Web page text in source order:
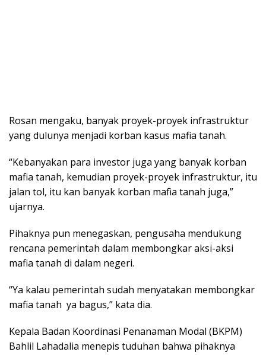
Rosan mengaku, banyak proyek-proyek infrastruktur
yang dulunya menjadi korban kasus mafia tanah.
“Kebanyakan para investor juga yang banyak korban
mafia tanah, kemudian proyek-proyek infrastruktur, itu
jalan tol, itu kan banyak korban mafia tanah juga,”
ujarnya.
Pihaknya pun menegaskan, pengusaha mendukung
rencana pemerintah dalam membongkar aksi-aksi
mafia tanah di dalam negeri.
“Ya kalau pemerintah sudah menyatakan membongkar
mafia tanah ya bagus,” kata dia.
Kepala Badan Koordinasi Penanaman Modal (BKPM)
Bahlil Lahadalia menepis tuduhan bahwa pihaknya